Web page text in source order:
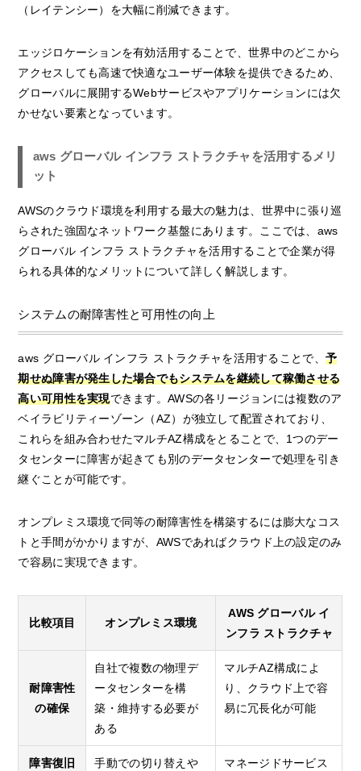
（レイテンシー）を大幅に削減できます。
エッジロケーションを有効活用することで、世界中のどこから
アクセスしても高速で快適なユーザー体験を提供できるため、
グローバルに展開するWebサービスやアプリケーションには欠
かせない要素となっています。
aws グローバル インフラ ストラクチャを活用するメリ
ット
AWSのクラウド環境を利用する最大の魅力は、世界中に張り巡
らされた強固なネットワーク基盤にあります。ここでは、aws
グローバル インフラ ストラクチャを活用することで企業が得
られる具体的なメリットについて詳しく解説します。
システムの耐障害性と可用性の向上
aws グローバル インフラ ストラクチャを活用することで、 予
期せぬ障害が発生した場合でもシステムを継続して稼働させる
高い可用性を実現できます。AWSの各リージョンには複数のア
ベイラビリティーゾーン（AZ）が独立して配置されており、
これらを組み合わせたマルチAZ構成をとることで、1つのデー
タセンターに障害が起きても別のデータセンターで処理を引き
継ぐことが可能です。
オンプレミス環境で同等の耐障害性を構築するには膨大なコス
トと手間がかかりますが、AWSであればクラウド上の設定のみ
で容易に実現できます。
比較項目 オンプレミス環境
AWS グローバル イ
ンフラ ストラクチャ
耐障害性
の確保
自社で複数の物理デ
ータセンターを構
築・維持する必要が
ある
マルチAZ構成によ
り、クラウド上で容
易に冗長化が可能
障害復旧
手動での切り替えや
マネージドサービス